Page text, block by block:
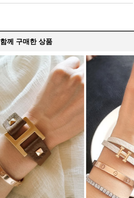
함께 구매한 상품